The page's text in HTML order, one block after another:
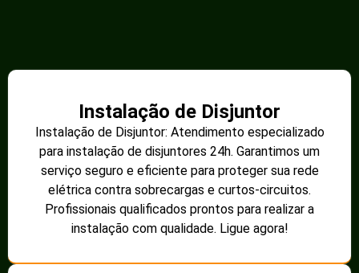
Instalação de Disjuntor
Instalação de Disjuntor: Atendimento especializado
para instalação de disjuntores 24h. Garantimos um
serviço seguro e eficiente para proteger sua rede
elétrica contra sobrecargas e curtos-circuitos.
Profissionais qualificados prontos para realizar a
instalação com qualidade. Ligue agora!